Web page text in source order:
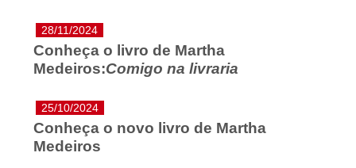
28/11/2024
Conheça o livro de Martha
Medeiros:Comigo na livraria
25/10/2024
Conheça o novo livro de Martha
Medeiros